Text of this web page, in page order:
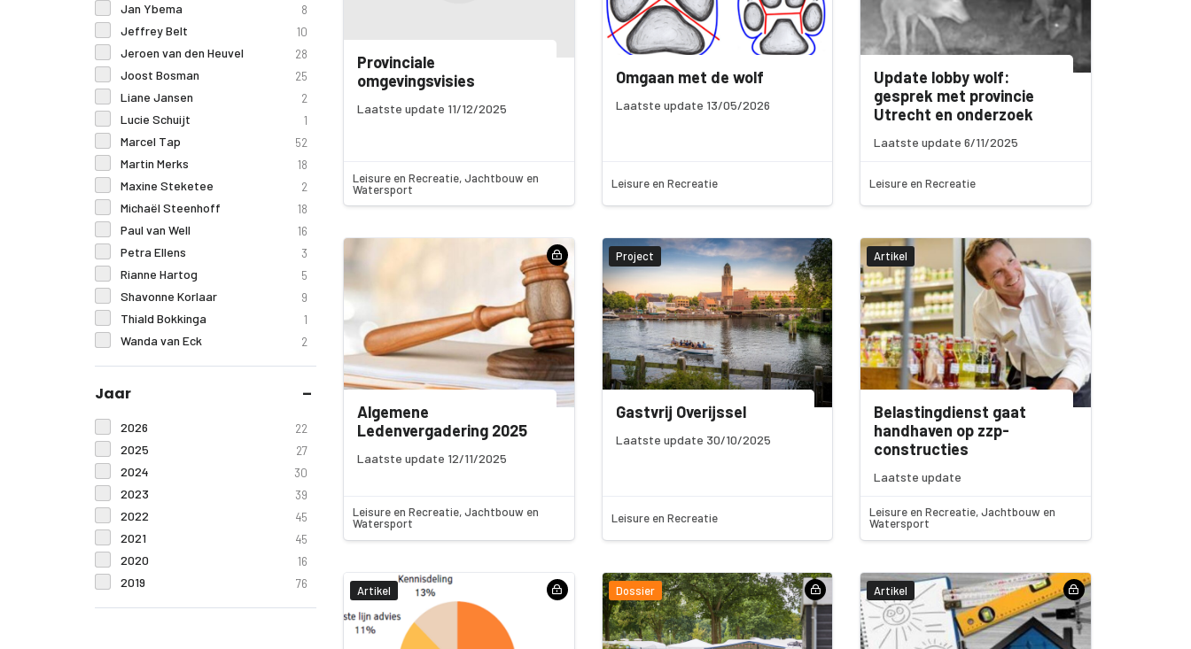
Jan Ybema 8
Jeffrey Belt 10
Jeroen van den Heuvel 28
Joost Bosman 25
Liane Jansen 2
Lucie Schuijt 1
Marcel Tap 52
Martin Merks 18
Maxine Steketee 2
Michaël Steenhoff 18
Paul van Well 16
Petra Ellens 3
Rianne Hartog 5
Shavonne Korlaar 9
Thiald Bokkinga 1
Wanda van Eck 2
Jaar
2026 22
2025 27
2024 30
2023 39
2022 45
2021 45
2020 16
2019 76
Provinciale
omgevingsvisies
Laatste update 11/12/2025
Leisure en Recreatie, Jachtbouw en
Watersport
Omgaan met de wolf
Laatste update 13/05/2026
Leisure en Recreatie
Update lobby wolf:
gesprek met provincie
Utrecht en onderzoek
Laatste update 6/11/2025
Leisure en Recreatie
Algemene
Ledenvergadering 2025
Laatste update 12/11/2025
Leisure en Recreatie, Jachtbouw en
Watersport
Project
Gastvrij Overijssel
Laatste update 30/10/2025
Leisure en Recreatie
Artikel
Belastingdienst gaat
handhaven op zzp-
constructies
Laatste update
Leisure en Recreatie, Jachtbouw en
Watersport
Artikel Dossier Artikel